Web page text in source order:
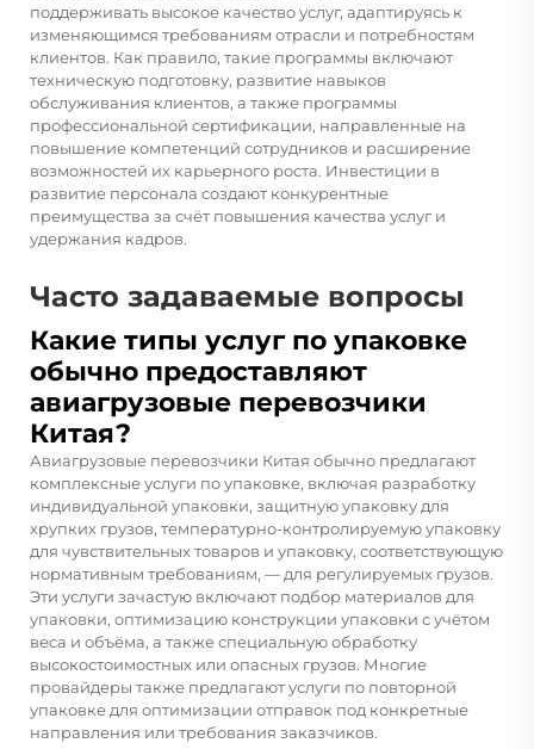
поддерживать высокое качество услуг, адаптируясь к
изменяющимся требованиям отрасли и потребностям
клиентов. Как правило, такие программы включают
техническую подготовку, развитие навыков
обслуживания клиентов, а также программы
профессиональной сертификации, направленные на
повышение компетенций сотрудников и расширение
возможностей их карьерного роста. Инвестиции в
развитие персонала создают конкурентные
преимущества за счёт повышения качества услуг и
удержания кадров.
Часто задаваемые вопросы
Какие типы услуг по упаковке
обычно предоставляют
авиагрузовые перевозчики
Китая?
Авиагрузовые перевозчики Китая обычно предлагают
комплексные услуги по упаковке, включая разработку
индивидуальной упаковки, защитную упаковку для
хрупких грузов, температурно-контролируемую упаковку
для чувствительных товаров и упаковку, соответствующую
нормативным требованиям, — для регулируемых грузов.
Эти услуги зачастую включают подбор материалов для
упаковки, оптимизацию конструкции упаковки с учётом
веса и объёма, а также специальную обработку
высокостоимостных или опасных грузов. Многие
провайдеры также предлагают услуги по повторной
упаковке для оптимизации отправок под конкретные
направления или требования заказчиков.